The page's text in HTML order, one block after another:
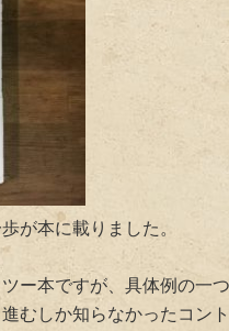
が本に載りました。
ー本ですが、具体例の一
むしか知らなかったコン